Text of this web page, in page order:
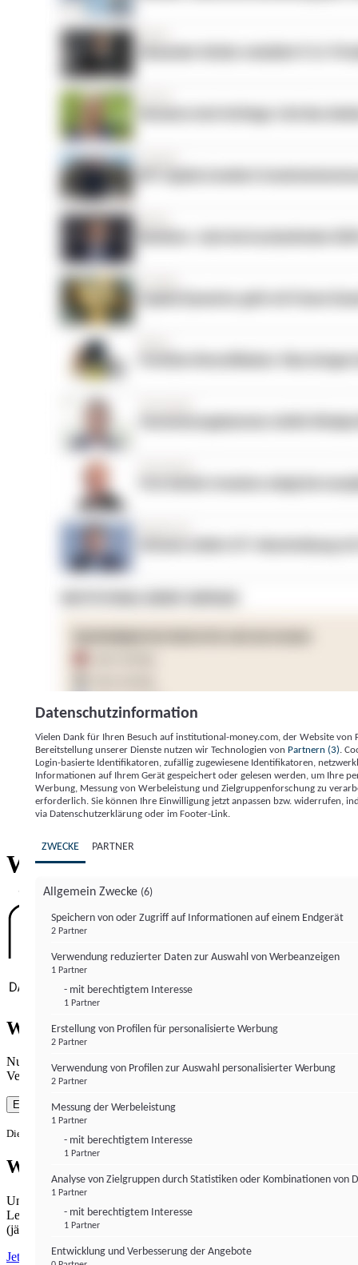
Institutional Money
ImpressumDatenschutzerklärung
Willkommen bei
Wie gewohnt mit Werbung lesen
Nutzen Sie institutional-money.com mit Ihrer Zustimmung zur
Verwendung von Cookies für Webanalyse und Werbemaßnahmen.
Einverstanden
Die Zustimmung ist jederzeit widerrufbar.
Werbefrei lesen
Unabhängiger Journalismus hat seinen Preis.
Lesen Sie institutional-money.com PUR für 33,99€ pro Monat
(jährliche Abrechnung).
Jetzt abonnieren
Datenschutzinformation
Vielen Dank für Ihren Besuch auf institutional-money.com, der Website von
Bereitstellung unserer Dienste nutzen wir Technologien von Partnern (3) .
Login-basierte Identifikatoren, zufällig zugewiesene Identifikatoren,
Informationen auf Ihrem Gerät gespeichert oder gelesen werden, um Ihre
Werbung, Messung von Werbeleistung und Zielgruppenforschung zu
erforderlich. Sie können Ihre Einwilligung jetzt anpassen bzw. widerrufen,
via Datenschutzerklärung oder im Footer-Link.
ZWECKE PARTNER
Allgemein Zwecke (6)
Speichern von oder Zugriff auf Informationen auf einem Endgerät
2 Partner
Verwendung reduzierter Daten zur Auswahl von Werbeanzeigen
1 Partner
- mit berechtigtem Interesse
1 Partner
Erstellung von Profilen für personalisierte Werbung
2 Partner
Verwendung von Profilen zur Auswahl personalisierter Werbung
2 Partner
Messung der Werbeleistung
1 Partner
- mit berechtigtem Interesse
1 Partner
Analyse von Zielgruppen durch Statistiken oder Kombinationen von
1 Partner
- mit berechtigtem Interesse
1 Partner
Entwicklung und Verbesserung der Angebote